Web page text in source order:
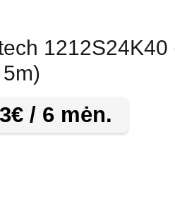
1212S24K40
€ / 6 mėn.